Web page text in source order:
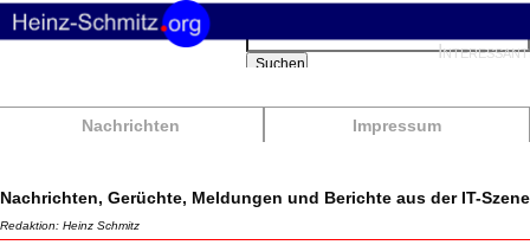
Nachrichten Impressum
Suchbegriffe
Suchen
Nachrichten, Gerüchte, Meldungen und Berichte aus der IT-Szene
Redaktion: Heinz Schmitz